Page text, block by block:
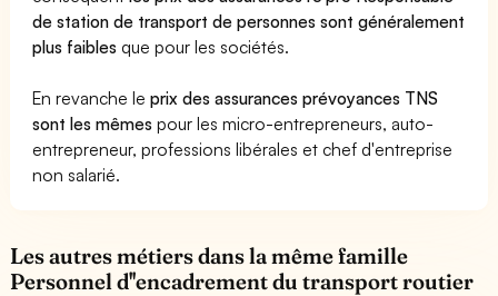
de station de transport de personnes sont généralement
plus faibles que pour les sociétés.
En revanche leprix des assurances prévoyances TNS
sont les mêmes pour les micro-entrepreneurs, auto-
entrepreneur, professions libérales et chef d'entreprise
non salarié.
Les autres métiers dans la même famille
Personnel d''encadrement du transport routier